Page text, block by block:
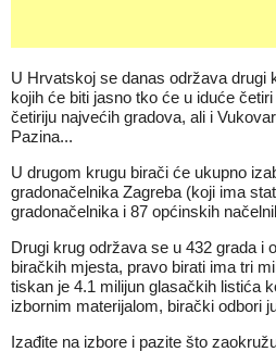
U Hrvatskoj se danas održava drugi
kojih će biti jasno tko će u iduće
četiriju najvećih gradova, ali i
Pazina...
U drugom krugu birači će ukupno
gradonačelnika Zagreba (koji ima
gradonačelnika i 87 općinskih
Drugi krug održava se u 432 grada i
biračkih mjesta, pravo birati ima tri
tiskan je 4.1 milijun glasačkih listića
izbornim materijalom, birački odbori
Izađite na izbore i pazite što